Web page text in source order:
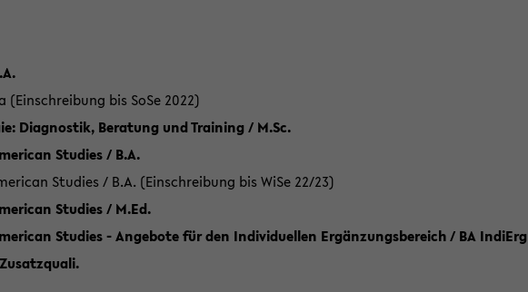
bis SoSe 2022)
Diagnostik, Beratung und Training / M.Sc.
Studies / B.A.
Studies / B.A. (Einschreibung bis WiSe 22/23)
Studies / M.Ed.
Studies - Angebote für den Individuellen Ergänzungsbereich / BA IndiErg